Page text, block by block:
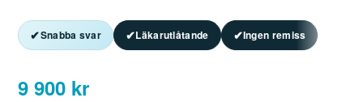
✔Snabba svar ✔Läkarutlåtande ✔Ingen remiss
9 900 kr